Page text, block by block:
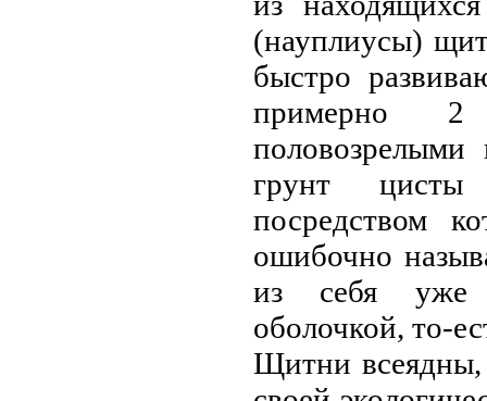
(науплиусы)
быстро
примерно 2
грунт цисты
посредством
ошибочно
из себя уже
оболочкой, то-
Щитни